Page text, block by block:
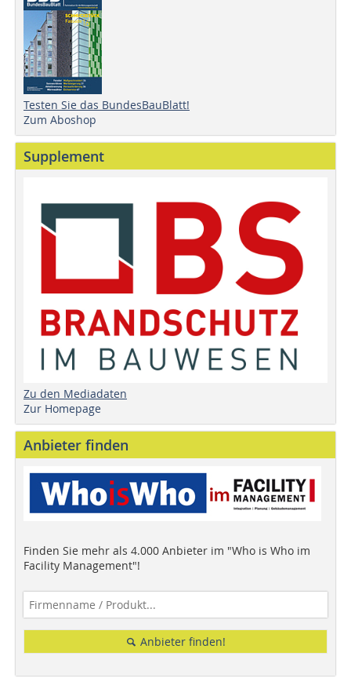
Testen Sie das BundesBauBlatt!
Zum Aboshop
Supplement
Zu den Mediadaten
Zur Homepage
Anbieter finden
Finden Sie mehr als 4.000 Anbieter im "Who is Who im
Facility Management"!
Anbieter finden!